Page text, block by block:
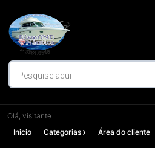
para
conteúdo
Olá, visitante
Inicio
Categorias Área do cliente